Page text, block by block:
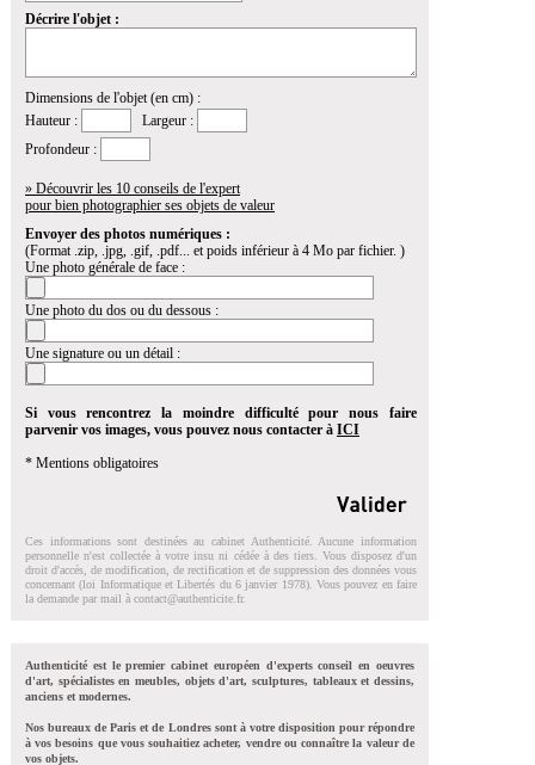
Décrire l'objet :
Dimensions de l'objet (en cm) :
Hauteur :
Largeur :
Profondeur :
» Découvrir les 10 conseils de l'expert
pour bien photographier ses objets de valeur
Envoyer des photos numériques :
(Format .zip, .jpg, .gif, .pdf... et poids inférieur à 4 Mo par fichier. )
Une photo générale de face :
Une photo du dos ou du dessous :
Une signature ou un détail :
Si vous rencontrez la moindre difficulté pour nous faire
parvenir vos images, vous pouvez nous contacter à ICI
* Mentions obligatoires
Ces informations sont destinées au cabinet Authenticité. Aucune information
personnelle n'est collectée à votre insu ni cédée à des tiers. Vous disposez d'un
droit d'accés, de modification, de rectification et de suppression des données vous
concernant (loi Informatique et Libertés du 6 janvier 1978). Vous pouvez en faire
la demande par mail à contact@authenticite.fr.
Authenticité est le premier cabinet européen d'experts conseil en oeuvres
d'art, spécialistes en meubles, objets d'art, sculptures, tableaux et dessins,
anciens et modernes.
Nos bureaux de Paris et de Londres sont à votre disposition pour répondre
à vos besoins que vous souhaitiez acheter, vendre ou connaître la valeur de
vos objets.